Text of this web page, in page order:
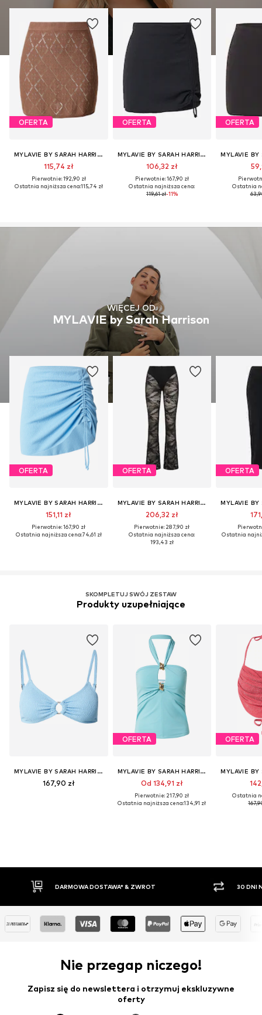
OFERTA
MYLAVIE BY SARAH HARRISON
115,74 zł
Pierwotnie: 192,90 zł
Ostatnia najniższa cena:115,74 zł
OFERTA
MYLAVIE BY SARAH HARRISON
106,32 zł
Pierwotnie: 167,90 zł
Ostatnia najniższa cena:
119,61 zł-11%
OFERTA
Ostatnia
WIĘCEJ OD
MYLAVIE by Sarah Harrison
OFERTA
MYLAVIE BY SARAH HARRISON
151,11 zł
Pierwotnie: 167,90 zł
Ostatnia najniższa cena:74,61 zł
OFERTA
MYLAVIE BY SARAH HARRISON
206,32 zł
Pierwotnie: 287,90 zł
Ostatnia najniższa cena:
193,43 zł
OFERTA
Ostatnia
SKOMPLETUJ SWÓJ ZESTAW
Produkty uzupełniające
MYLAVIE BY SARAH HARRISON
167,90 zł
OFERTA
MYLAVIE BY SARAH HARRISON
Od 134,91 zł
Pierwotnie: 217,90 zł
Ostatnia najniższa cena:134,91 zł
OFERTA
Ostatnia
30 DNI NA ZWROT TOWARU
Nie przegap niczego!
Zapisz się do newslettera i otrzymuj ekskluzywne
oferty